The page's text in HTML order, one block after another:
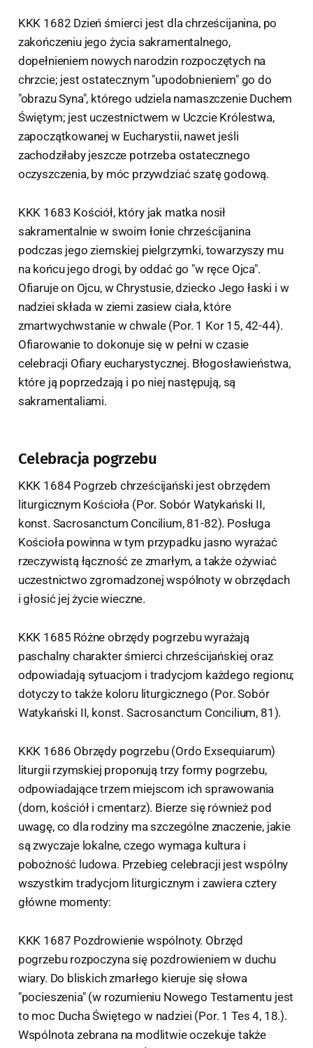
KKK 1682 Dzień śmierci jest dla chrześcijanina, po
zakończeniu jego życia sakramentalnego,
dopełnieniem nowych narodzin rozpoczętych na
chrzcie; jest ostatecznym "upodobnieniem" go do
"obrazu Syna", którego udziela namaszczenie Duchem
Świętym; jest uczestnictwem w Uczcie Królestwa,
zapoczątkowanej w Eucharystii, nawet jeśli
zachodziłaby jeszcze potrzeba ostatecznego
oczyszczenia, by móc przywdziać szatę godową.
KKK 1683 Kościół, który jak matka nosił
sakramentalnie w swoim łonie chrześcijanina
podczas jego ziemskiej pielgrzymki, towarzyszy mu
na końcu jego drogi, by oddać go "w ręce Ojca".
Ofiaruje on Ojcu, w Chrystusie, dziecko Jego łaski i w
nadziei składa w ziemi zasiew ciała, które
zmartwychwstanie w chwale (Por. 1 Kor 15, 42-44).
Ofiarowanie to dokonuje się w pełni w czasie
celebracji Ofiary eucharystycznej. Błogosławieństwa,
które ją poprzedzają i po niej następują, są
sakramentaliami.
Celebracja pogrzebu
KKK 1684 Pogrzeb chrześcijański jest obrzędem
liturgicznym Kościoła (Por. Sobór Watykański II,
konst. Sacrosanctum Concilium, 81-82). Posługa
Kościoła powinna w tym przypadku jasno wyrażać
rzeczywistą łączność ze zmarłym, a także ożywiać
uczestnictwo zgromadzonej wspólnoty w obrzędach
i głosić jej życie wieczne.
KKK 1685 Różne obrzędy pogrzebu wyrażają
paschalny charakter śmierci chrześcijańskiej oraz
odpowiadają sytuacjom i tradycjom każdego regionu;
dotyczy to także koloru liturgicznego (Por. Sobór
Watykański II, konst. Sacrosanctum Concilium, 81).
KKK 1686 Obrzędy pogrzebu (Ordo Exsequiarum)
liturgii rzymskiej proponują trzy formy pogrzebu,
odpowiadające trzem miejscom ich sprawowania
(dom, kościół i cmentarz). Bierze się również pod
uwagę, co dla rodziny ma szczególne znaczenie, jakie
są zwyczaje lokalne, czego wymaga kultura i
pobożność ludowa. Przebieg celebracji jest wspólny
wszystkim tradycjom liturgicznym i zawiera cztery
główne momenty:
KKK 1687 Pozdrowienie wspólnoty. Obrzęd
pogrzebu rozpoczyna się pozdrowieniem w duchu
wiary. Do bliskich zmarłego kieruje się słowa
"pocieszenia" (w rozumieniu Nowego Testamentu jest
to moc Ducha Świętego w nadziei (Por. 1 Tes 4, 18.).
Wspólnota zebrana na modlitwie oczekuje także